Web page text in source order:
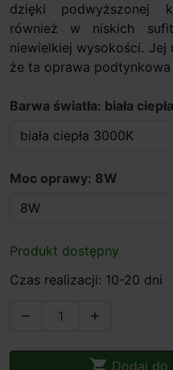
dzięki podwyższonej
również w niskich
niewielkiej wysokości.
że ta oprawa podtynkowa
Barwa światła: biała
Moc oprawy: 8W
Produkt dostępny
Czas realizacji: 10-20 dni
 
 Dodaj do